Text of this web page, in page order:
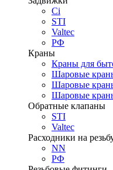
Ci
STI
Valtec
РФ
Краны
Краны для
Шаровые
Шаровые
Шаровые
Обратные клапаны
STI
Valtec
Расходники на
NN
РФ